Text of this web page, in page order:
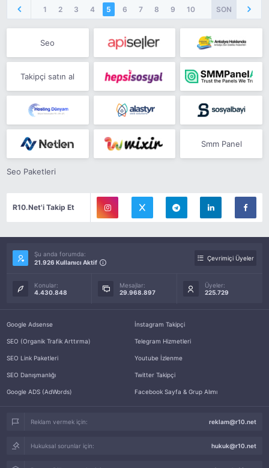
1 2 3 4 5 6 7 8 9 10 SON
Seo
Takipçi satın al
Smm Panel
Seo Paketleri
R10.Net'i Takip Et
Şu anda forumda:
21.926 Kullanıcı Aktif
Çevrimiçi Üyeler
Konular:
4.430.848
Mesajlar:
29.968.897
Üyeler:
225.729
Google Adsense
SEO (Organik Trafik Arttırma)
SEO Link Paketleri
SEO Danışmanlığı
Google ADS (AdWords)
İnstagram Takipçi
Telegram Hizmetleri
Youtube İzlenme
Twitter Takipçi
Facebook Sayfa & Grup Alımı
Reklam vermek için: reklam@r10.net
Hukuksal sorunlar için: hukuk@r10.net